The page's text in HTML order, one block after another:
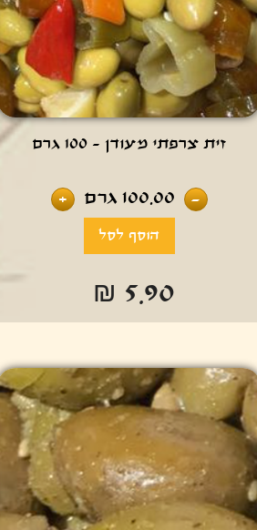
זית צרפתי מעודן - 100 גרם
-
100.00 גרם +
₪ 5.90